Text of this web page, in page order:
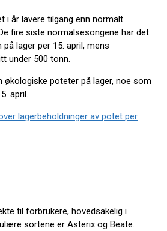
i år lavere tilgang enn normalt
fire siste normalsesongene har det
lager per 15. april, mens
under 500 tonn.
økologiske poteter på lager, noe som
april.
lagerbeholdninger av potet per
til forbrukere, hovedsakelig i
sortene er Asterix og Beate.